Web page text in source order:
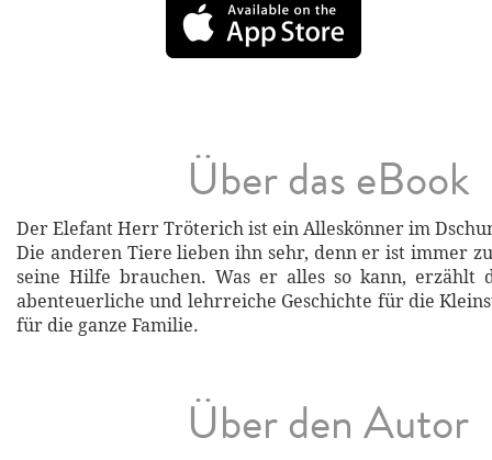
Über das eBook
Der Elefant Herr Tröterich ist ein Alleskönner im
Die anderen Tiere lieben ihn sehr, denn er ist immer
seine Hilfe brauchen. Was er alles so kann, erzählt
abenteuerliche und lehrreiche Geschichte für die
für die ganze Familie.
Über den Autor